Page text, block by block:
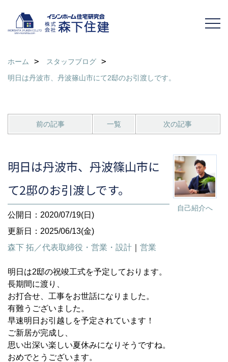
ホーム
スタッフブログ
明日は丹波市、丹波篠山市にて2邸のお引渡しです。
前の記事 一覧 次の記事
自己紹介へ
明日は丹波市、丹波篠山市に
て2邸のお引渡しです。
公開日：2020/07/19(日)
更新日：2025/06/13(金)
森下 拓／代表取締役・営業・設計
営業
明日は2邸の祝竣工式を予定しております。
長期間に渡り、
お打合せ、工事をお世話になりました。
有難うございました。
早速明日お引越しを予定されています！
ご新居が完成し、
思い出深い楽しい夏休みになりそうですね。
おめでとうございます。